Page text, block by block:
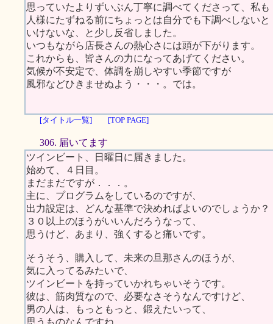
思っていたよりずいぶん丁寧に調べてくださって、私も
人様にたずねる前にちょっとは自分でも下調べしないと
いけないな、と少し反省しました。
いつもながら店長さんの熱心さには頭が下がります。
これからも、皆さんの力になってあげてください。
気候が不安定で、体調を崩しやすい季節ですが
風邪などひきませぬよう・・・。では。
[タイトル一覧] [TOP PAGE]
306. 届いてます
ツインビート、日曜日に届きました。
始めて、４日目。
まだまだですが．．．。
主に、プログラムをしているのですが、
出力設定は、どんな基準で決めればよいのでしょうか？
３０以上のほうがいいんだろうなって、
思うけど、あまり、強くすると痛いです。
そうそう、購入して、未来の旦那さんのほうが、
気に入ってるみたいで、
ツインビートを持っていかれちゃいそうです。
彼は、筋肉質なので、必要なさそうなんですけど、
男の人は、もっともっと、鍛えたいって、
思うものなんですね。